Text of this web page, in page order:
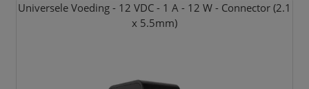
Universele Voeding - 12 VDC - 1 A - 12 W - Connector (2.1
x 5.5mm)